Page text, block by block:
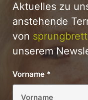
Aktuelles zu
anstehende
von
unserem
Vorname *